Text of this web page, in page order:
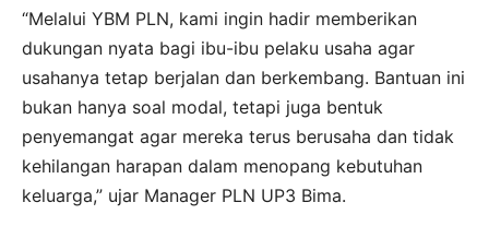
“Melalui YBM PLN, kami ingin hadir memberikan
dukungan nyata bagi ibu-ibu pelaku usaha agar
usahanya tetap berjalan dan berkembang. Bantuan ini
bukan hanya soal modal, tetapi juga bentuk
penyemangat agar mereka terus berusaha dan tidak
kehilangan harapan dalam menopang kebutuhan
keluarga,” ujar Manager PLN UP3 Bima.